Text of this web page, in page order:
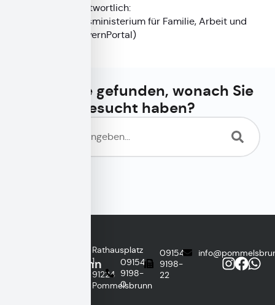
Redaktionell verantwortlich:
Bayerisches Staatsministerium für Familie, Arbeit und
BayernPortal)
Haben Sie gefunden, wonach Sie
gesucht haben?
Pommelsbrunn
Rathausplatz
1
91224
Pommelsbrunn
09154
9198-
0
09154
9198-
22